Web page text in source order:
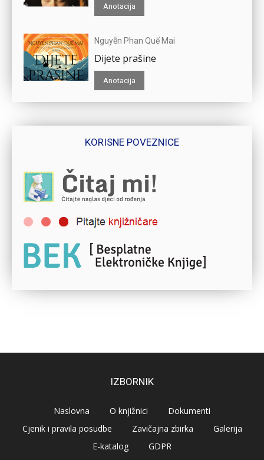
Anotacija
Nguyễn Phan Quế Mai
Dijete prašine
Anotacija
KORISNE POVEZNICE
IZBORNIK
Naslovna O knjižnici
Dokumenti
Cjenik i pravila posudbe
Zavičajna zbirka
Galerija
E-katalog
GDPR